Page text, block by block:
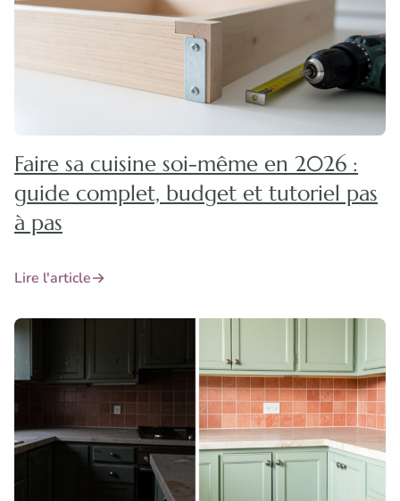
Faire sa cuisine soi-même en 2026 :
guide complet, budget et tutoriel pas
à pas
Lire l'article